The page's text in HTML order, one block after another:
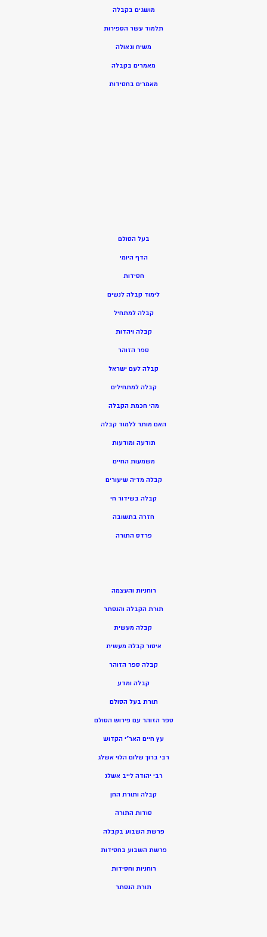
מושגים בקבלה
תלמוד עשר הספירות
משיח וגאולה
מאמרים בקבלה
מאמרים בחסידות
בעל הסולם
הדף היומי
חסידות
לימוד קבלה לנשים
קבלה למתחיל
קבלה ויהדות
ספר הזוהר
קבלה לעם ישראל
קבלה למתחילים
מהי חכמת הקבלה
האם מותר ללמוד קבלה
תודעה ומודעות
משמעות החיים
קבלה מדיה שיעורים
קבלה בשידור חי
חזרה בתשובה
פרדס התורה
רוחניות והעצמה
תורת הקבלה והנסתר
קבלה מעשית
איסור קבלה מעשית
קבלה ספר הזוהר
קבלה ומדע
תורת בעל הסולם
ספר הזוהר עם פירוש הסולם
עץ חיים האר”י הקדוש
רבי ברוך שלום הלוי אשלג
רבי יהודה לייב אשלג
קבלה ותורת החן
סודות התורה
פרשת השבוע בקבלה
פרשת השבוע בחסידות
רוחניות וחסידות
תורת הנסתר